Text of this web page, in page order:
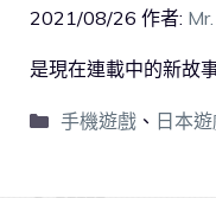
2021/08/26 作者:
是現在連載中的新故
手機遊戲、 日本